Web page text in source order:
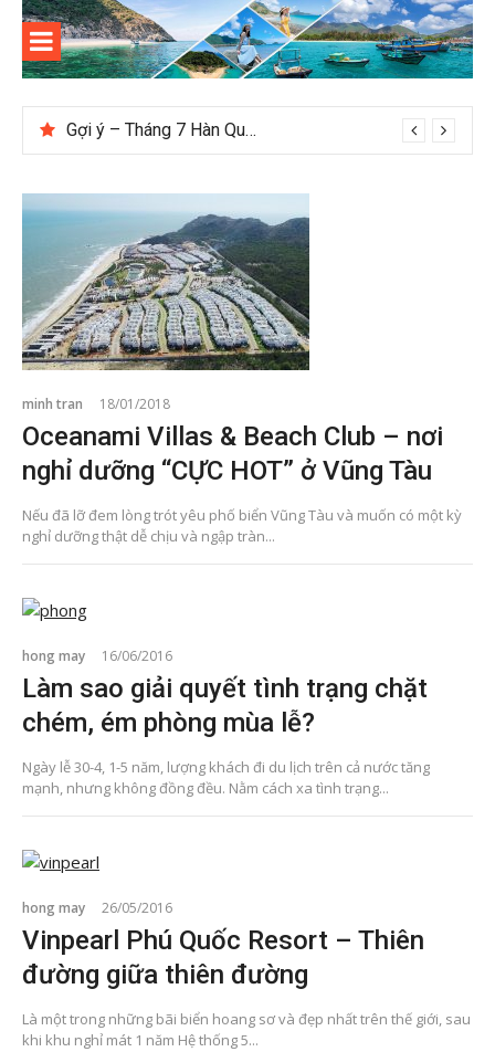
Skip
content
Kinh
nghiệm
du lịch
Côn Đảo
Thông tin và kinh nghiệm khi du lịch Côn Đảo
Gợi ý – Tháng 7 Hàn Quốc nên đi đâu, mặc gì đẹp?
minh tran 18/01/2018
Oceanami Villas & Beach Club – nơi
nghỉ dưỡng “CỰC HOT” ở Vũng Tàu
Nếu đã lỡ đem lòng trót yêu phố biển Vũng Tàu và muốn có một kỳ
nghỉ dưỡng thật dễ chịu và ngập tràn...
hong may 16/06/2016
Làm sao giải quyết tình trạng chặt
chém, ém phòng mùa lễ?
Ngày lễ 30-4, 1-5 năm, lượng khách đi du lịch trên cả nước tăng
mạnh, nhưng không đồng đều. Nằm cách xa tình trạng...
hong may 26/05/2016
Vinpearl Phú Quốc Resort – Thiên
đường giữa thiên đường
Là một trong những bãi biển hoang sơ và đẹp nhất trên thế giới, sau
khi khu nghỉ mát 1 năm Hệ thống 5...